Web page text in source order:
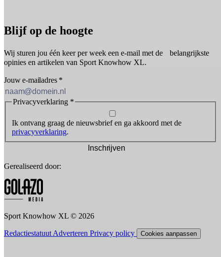
Blijf op de hoogte
Wij sturen jou één keer per week een e-mail met de belangrijkste
opinies en artikelen van Sport Knowhow XL.
Jouw e-mailadres *
Privacyverklaring *
Ik ontvang graag de nieuwsbrief en ga akkoord met de
privacyverklaring.
Inschrijven
Gerealiseerd door:
Sport Knowhow XL © 2026
Redactiestatuut Adverteren Privacy policy Cookies aanpassen